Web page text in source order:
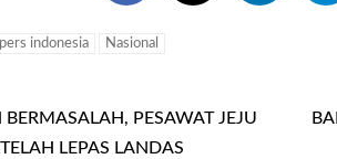
indonesia Nasional
PESAWAT JEJU
LEPAS LANDAS